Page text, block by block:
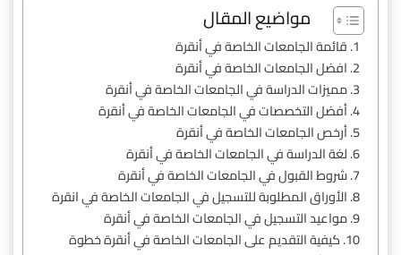
مواضيع المقال
قائمة الجامعات الخاصة في أنقرة
افضل الجامعات الخاصة في أنقرة
مميزات الدراسة في الجامعات الخاصة في أنقرة
أفضل التخصصات في الجامعات الخاصة في أنقرة
أرخص الجامعات الخاصة في أنقرة
لغة الدراسة في الجامعات الخاصة في أنقرة
شروط القبول في الجامعات الخاصة في أنقرة
الأوراق المطلوبة للتسجيل في الجامعات الخاصة في انقرة
مواعيد التسجيل في الجامعات الخاصة في أنقرة
كيفية التقديم على الجامعات الخاصة في أنقرة خطوة